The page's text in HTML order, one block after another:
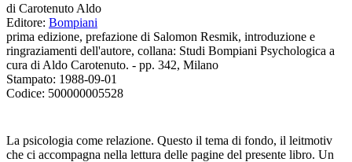
di Carotenuto Aldo
Editore: Bompiani
prima edizione, prefazione di Salomon Resmik, introduzione e
ringraziamenti dell'autore, collana: Studi Bompiani Psychologica a
cura di Aldo Carotenuto. - pp. 342, Milano
Stampato: 1988-09-01
Codice: 500000005528
La psicologia come relazione. Questo il tema di fondo, il leitmotiv
che ci accompagna nella lettura delle pagine del presente libro. Un